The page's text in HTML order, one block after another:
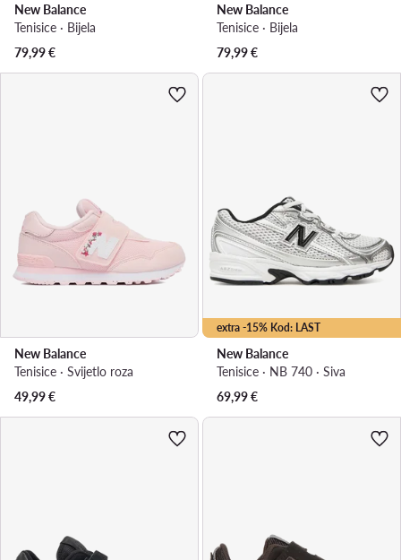
New Balance
Tenisice · Bijela
79,99€
New Balance
Tenisice · Bijela
79,99€
New Balance
Tenisice · Svijetlo roza
49,99€
extra -15% Kod: LAST
New Balance
Tenisice · NB 740 · Siva
69,99€